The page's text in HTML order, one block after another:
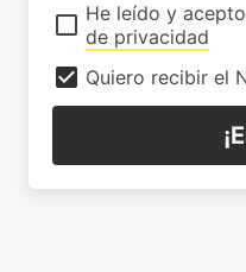
He leído y
de privacidad
Quiero recibir el